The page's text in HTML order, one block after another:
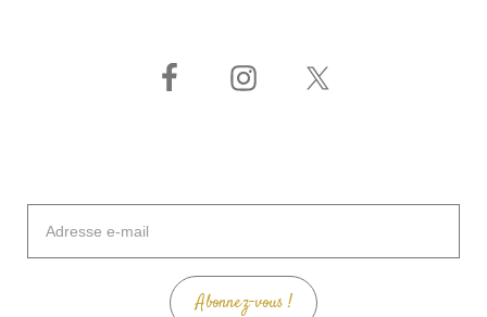
mail
Abonnez-vous !